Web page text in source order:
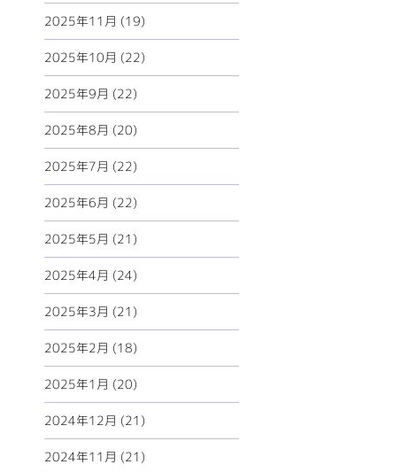
2025年11月 (19)
2025年10月 (22)
2025年9月 (22)
2025年8月 (20)
2025年7月 (22)
2025年6月 (22)
2025年5月 (21)
2025年4月 (24)
2025年3月 (21)
2025年2月 (18)
2025年1月 (20)
2024年12月 (21)
2024年11月 (21)